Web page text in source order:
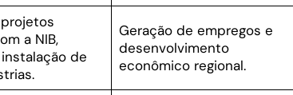
a NIB,
de
Geração de empregos e
desenvolvimento
econômico regional.